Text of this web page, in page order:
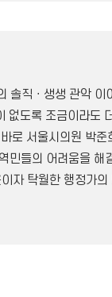
솔직ㆍ생생 관악 이
없도록 조금이라도
로 서울시의원 박
민들의 어려움을 해
자 탁월한 행정가의